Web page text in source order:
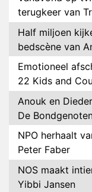
terugkeer van
Half miljoen
bedscène van
Emotioneel
22 Kids and
Anouk en
De
NPO herhaalt
Peter Faber
NOS maakt
Yibbi Jansen